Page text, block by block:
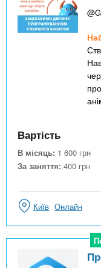
Вартість
В місяць: 1 600 грн
За заняття: 400 грн
Київ Онлайн